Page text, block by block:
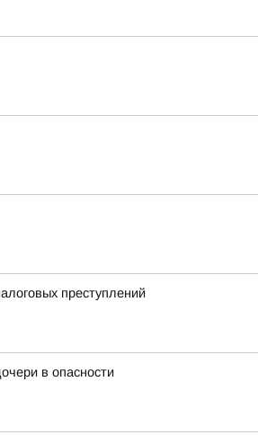
преступлений
в опасности